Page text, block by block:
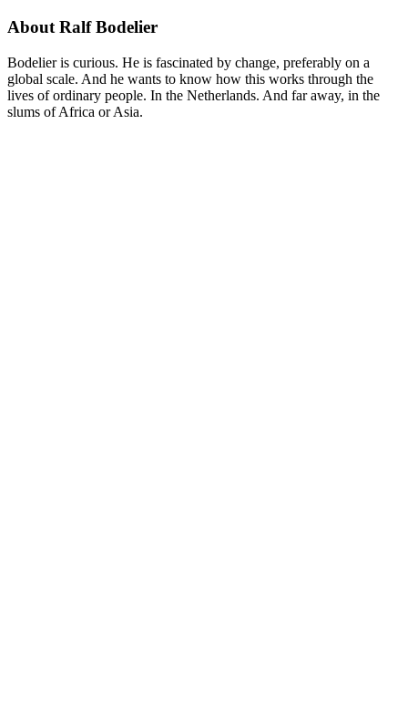
About Ralf Bodelier
Bodelier is curious. He is fascinated by change, preferably on a
global scale. And he wants to know how this works through the
lives of ordinary people. In the Netherlands. And far away, in the
slums of Africa or Asia.